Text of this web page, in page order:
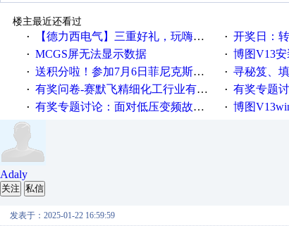
楼主最近还看过
·
【德力西电气】三重好礼，玩嗨夏日！ · 开奖日：转发工
· MCGS屏无法显示数据 · 博图V13安装循
· 送积分啦！参加7月6日菲尼克斯在线研讨会即得 · 寻秘笈、
· 有奖问卷-赛默飞精细化工行业有奖调查来袭！ · 有奖专题讨论：
· 有奖专题讨论：面对低压变频故障，老手是这样解决的！ · 博图V13wincc
Adaly
关注 私信
发表于：2025-01-22 16:59:59